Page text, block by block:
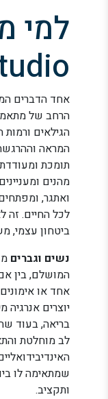
למי
הרחב של
הגילאים ורמות
המראה
תומכת
מהנים
ואתגר,
לכל החיים. זה
ביטחון עצמי,
נשים וגברים
המושלם, בין
אחד או
יוצרים אנרגיה
בריאה, בעוד
לב מוחלטת
שמתאימה לו
ותקציב.